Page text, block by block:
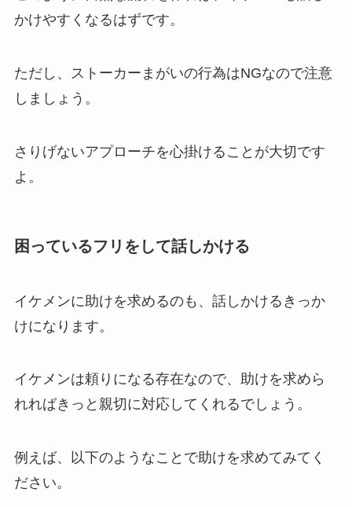
かけやすくなるはずです。
ただし、ストーカーまがいの行為はNGなので注意
しましょう。
さりげないアプローチを心掛けることが大切です
よ。
困っているフリをして話しかける
イケメンに助けを求めるのも、話しかけるきっか
けになります。
イケメンは頼りになる存在なので、助けを求めら
れればきっと親切に対応してくれるでしょう。
例えば、以下のようなことで助けを求めてみてく
ださい。